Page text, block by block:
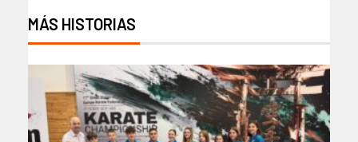
MÁS HISTORIAS